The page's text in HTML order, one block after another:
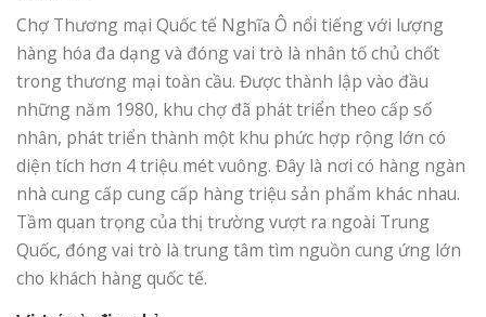
Chợ Thương mại Quốc tế Nghĩa Ô nổi tiếng với lượng
hàng hóa đa dạng và đóng vai trò là nhân tố chủ chốt
trong thương mại toàn cầu. Được thành lập vào đầu
những năm 1980, khu chợ đã phát triển theo cấp số
nhân, phát triển thành một khu phức hợp rộng lớn có
diện tích hơn 4 triệu mét vuông. Đây là nơi có hàng ngàn
nhà cung cấp cung cấp hàng triệu sản phẩm khác nhau.
Tầm quan trọng của thị trường vượt ra ngoài Trung
Quốc, đóng vai trò là trung tâm tìm nguồn cung ứng lớn
cho khách hàng quốc tế.